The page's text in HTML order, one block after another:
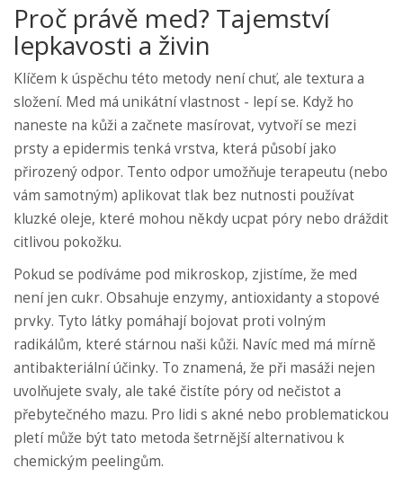
Proč právě med? Tajemství
lepkavosti a živin
Klíčem k úspěchu této metody není chuť, ale textura a
složení. Med má unikátní vlastnost - lepí se. Když ho
naneste na kůži a začnete masírovat, vytvoří se mezi
prsty a epidermis tenká vrstva, která působí jako
přirozený odpor. Tento odpor umožňuje terapeutu (nebo
vám samotným) aplikovat tlak bez nutnosti používat
kluzké oleje, které mohou někdy ucpat póry nebo dráždit
citlivou pokožku.
Pokud se podíváme pod mikroskop, zjistíme, že med
není jen cukr. Obsahuje enzymy, antioxidanty a stopové
prvky. Tyto látky pomáhají bojovat proti volným
radikálům, které stárnou naši kůži. Navíc med má mírně
antibakteriální účinky. To znamená, že při masáži nejen
uvolňujete svaly, ale také čistíte póry od nečistot a
přebytečného mazu. Pro lidi s akné nebo problematickou
pletí může být tato metoda šetrnější alternativou k
chemickým peelingům.